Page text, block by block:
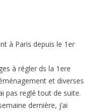
à Paris depuis le 1er
à régler ds la 1ere
et diverses
pas reglé tout de suite.
dernière, j’ai